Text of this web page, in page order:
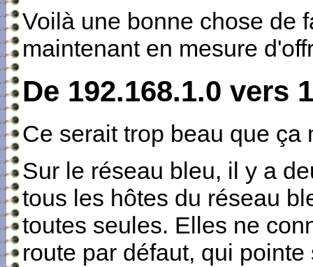
Voilà une bonne chose de
maintenant en mesure
De 192.168.1.0 vers
Ce serait trop beau que ça
Sur le réseau bleu, il y a
tous les hôtes du réseau
toutes seules. Elles ne
route par défaut, qui